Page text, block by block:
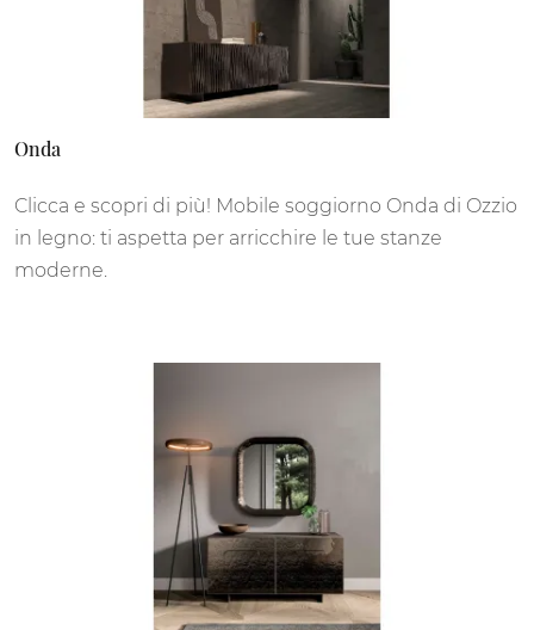
Onda
Clicca e scopri di più! Mobile soggiorno Onda di Ozzio
in legno: ti aspetta per arricchire le tue stanze
moderne.